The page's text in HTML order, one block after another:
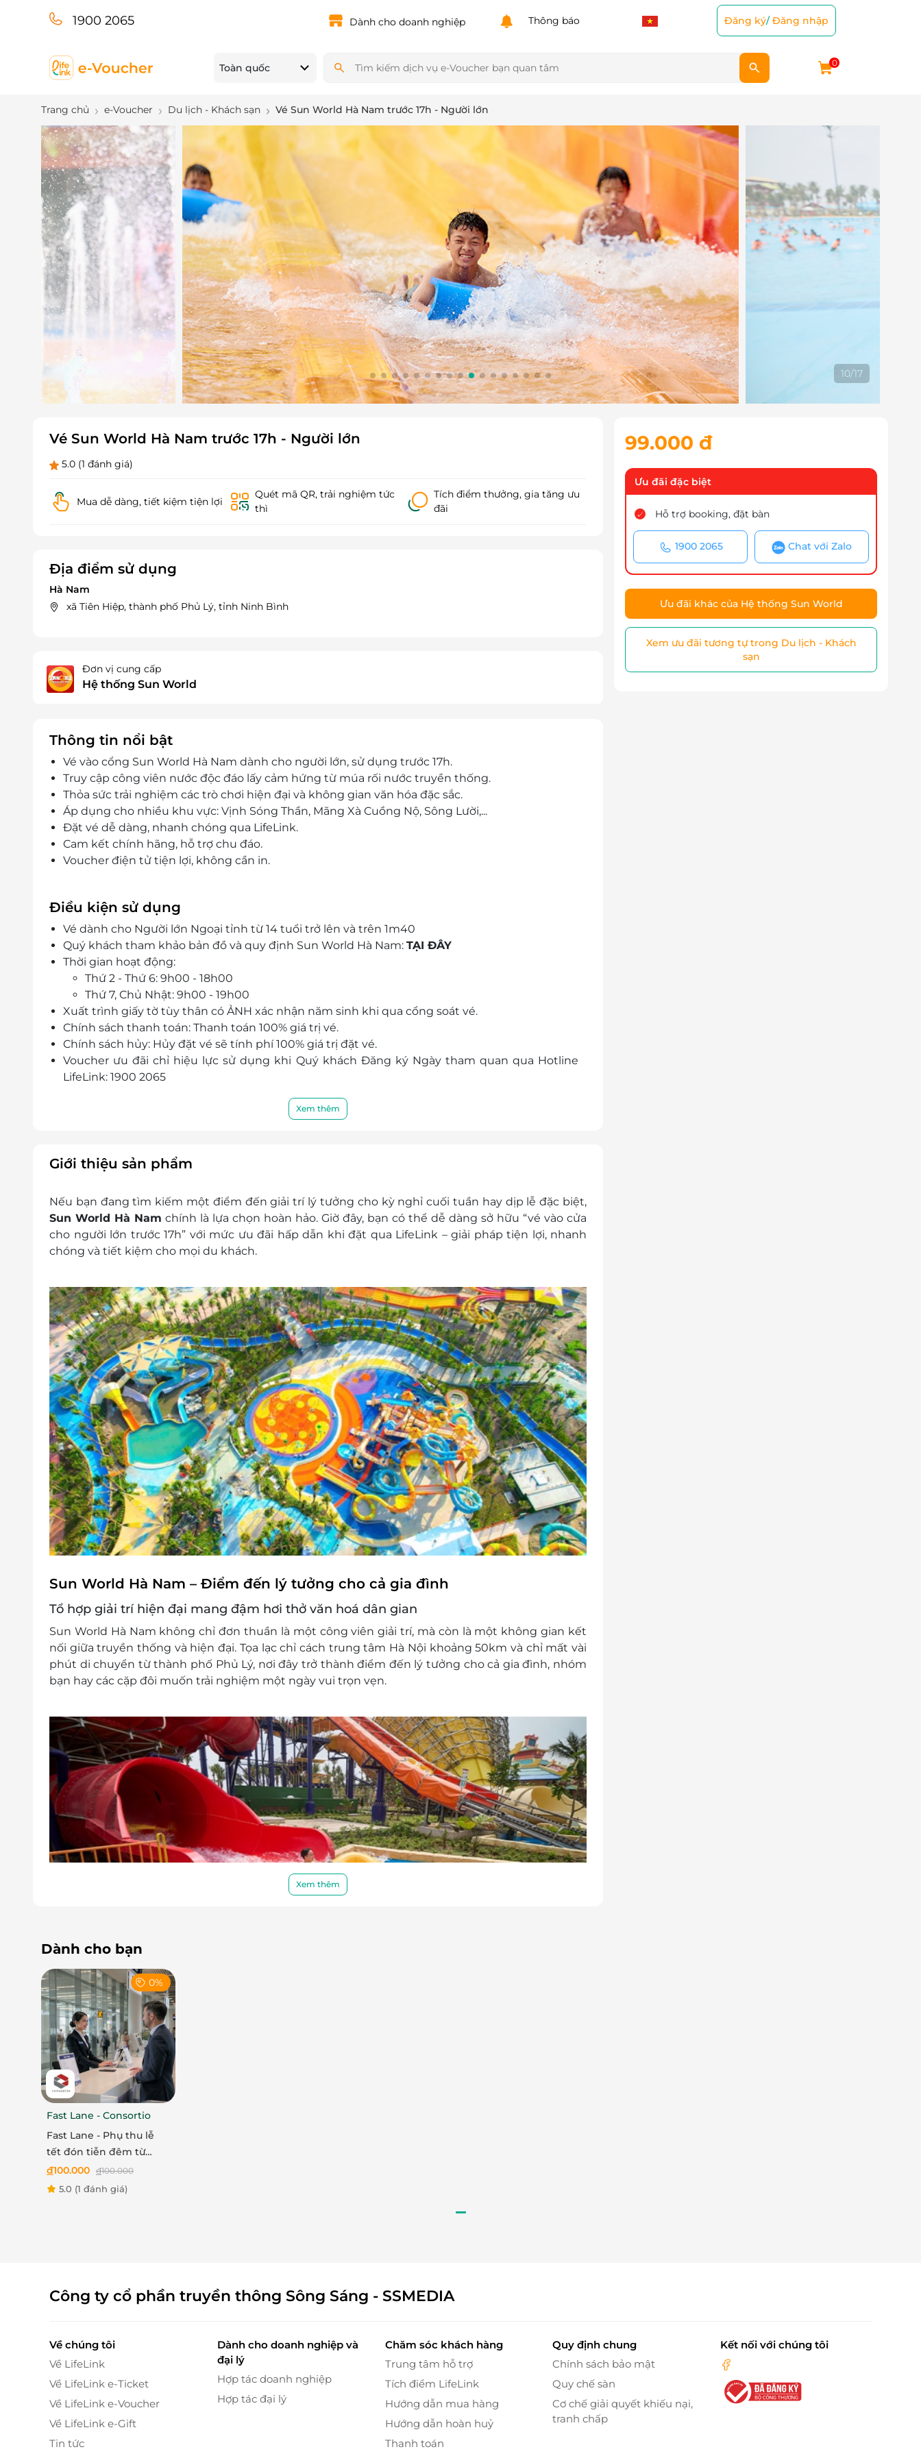
1900 2065 Dành cho doanh nghiệp Thông báo Đăng ký/Đăng nhập
Toàn quốc 0
Trang chủ e-Voucher Du lịch - Khách sạn Vé Sun World Hà Nam trước 17h - Người lớn
11/17
Vé Sun World Hà Nam trước 17h - Người lớn
5.0 (1 đánh giá)
Mua dễ dàng, tiết kiệm tiện lợi
Quét mã QR, trải nghiệm tức
thì
Tích điểm thưởng, gia tăng ưu
đãi
Địa điểm sử dụng
Hà Nam
xã Tiên Hiệp, thành phố Phủ Lý, tỉnh Ninh Bình
Đơn vị cung cấp
Hệ thống Sun World
Thông tin nổi bật
Vé vào cổng Sun World Hà Nam dành cho người lớn, sử dụng trước 17h.
Truy cập công viên nước độc đáo lấy cảm hứng từ múa rối nước truyền thống.
Thỏa sức trải nghiệm các trò chơi hiện đại và không gian văn hóa đặc sắc.
Áp dụng cho nhiều khu vực: Vịnh Sóng Thần, Mãng Xà Cuồng Nộ, Sông Lười,...
Đặt vé dễ dàng, nhanh chóng qua LifeLink.
Cam kết chính hãng, hỗ trợ chu đáo.
Voucher điện tử tiện lợi, không cần in.
Điều kiện sử dụng
Vé dành cho Người lớn Ngoại tỉnh từ 14 tuổi trở lên và trên 1m40
Quý khách tham khảo bản đồ và quy định Sun World Hà Nam: TẠI ĐÂY
Thời gian hoạt động:
Thứ 2 - Thứ 6: 9h00 - 18h00
Thứ 7, Chủ Nhật: 9h00 - 19h00
Xuất trình giấy tờ tùy thân có ẢNH xác nhận năm sinh khi qua cổng soát vé.
Chính sách thanh toán: Thanh toán 100% giá trị vé.
Chính sách hủy: Hủy đặt vé sẽ tính phí 100% giá trị đặt vé.
Voucher ưu đãi chỉ hiệu lực sử dụng khi Quý khách Đăng ký Ngày tham quan qua Hotline
LifeLink: 1900 2065
Bước 2: Quý khách cần liên hệ LifeLink trước ít nhất 24h để đặt lịch và đổi Voucher sang
định chung...)
Bước 4: Quý khách sử dụng dịch vụ
Xem thêm
Giới thiệu sản phẩm
Nếu bạn đang tìm kiếm một điểm đến giải trí lý tưởng cho kỳ nghỉ cuối tuần hay dịp lễ đặc biệt,
Sun World Hà Nam chính là lựa chọn hoàn hảo. Giờ đây, bạn có thể dễ dàng sở hữu “vé vào cửa
cho người lớn trước 17h” với mức ưu đãi hấp dẫn khi đặt qua LifeLink – giải pháp tiện lợi, nhanh
chóng và tiết kiệm cho mọi du khách.
Sun World Hà Nam – Điểm đến lý tưởng cho cả gia đình
Tổ hợp giải trí hiện đại mang đậm hơi thở văn hoá dân gian
Sun World Hà Nam không chỉ đơn thuần là một công viên giải trí, mà còn là một không gian kết
nối giữa truyền thống và hiện đại. Tọa lạc chỉ cách trung tâm Hà Nội khoảng 50km và chỉ mất vài
phút di chuyển từ thành phố Phủ Lý, nơi đây trở thành điểm đến lý tưởng cho cả gia đình, nhóm
bạn hay các cặp đôi muốn trải nghiệm một ngày vui trọn vẹn.
Điểm nổi bật đầu tiên không thể không nhắc tới chính là
từ nghệ thuật múa rối nước truyền thống
khu vực được thiết kế theo chủ đề như
tích trò rối nước nổi tiếng, tạo nên một không gian vừa lạ mắt, vừa gần gũi, cuốn hút mọi lứa tuổi.
Hệ thống trò chơi hiện đại – Vui không giới hạn
Không dừng lại ở giá trị văn hóa, Sun World Hà Nam còn sở hữuhệ thống trò chơi dưới nước và
trên cạn hiện đại, đa dạng
Vịnh Sóng Thần – bể tạo sóng rộng lớn với bãi cát trắng nhân tạo, mang đến không gian vui
Xem thêm
99.000 đ
Ưu đãi đặc biệt
Hỗ trợ booking, đặt bàn
1900 2065 Chat với Zalo
Ưu đãi khác của Hệ thống Sun World
Xem ưu đãi tương tự trong Du lịch - Khách
sạn
Dành cho bạn
0%
Fast Lane - Consortio
Fast Lane - Phụ thu lễ
tết đón tiễn đêm từ
22h30 đến 6h00
đ100.000 đ100.000
5.0 (1 đánh giá)
Công ty cổ phần truyền thông Sông Sáng - SSMEDIA
Về chúng tôi
Về LifeLink
Về LifeLink e-Ticket
Về LifeLink e-Voucher
Về LifeLink e-Gift
Tin tức
Dành cho doanh nghiệp và
đại lý
Hợp tác doanh nghiệp
Hợp tác đại lý
Chăm sóc khách hàng
Trung tâm hỗ trợ
Tích điểm LifeLink
Hướng dẫn mua hàng
Hướng dẫn hoàn huỷ
Thanh toán
Quy định chung
Chính sách bảo mật
Quy chế sàn
Cơ chế giải quyết khiếu nại,
tranh chấp
Kết nối với chúng tôi